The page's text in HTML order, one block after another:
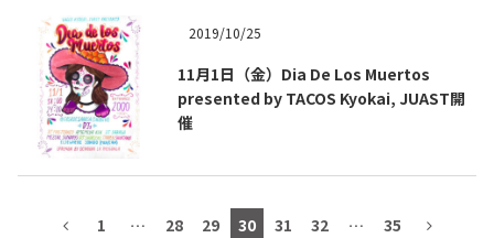
メキシコの記念日
トピックス一覧
テキーラ・メスカルが飲める
2019/10/25
11月1日（金）Dia De Los Muertos
presented by TACOS Kyokai, JUAST開
催
1 … 28 29 30 31 32 … 35